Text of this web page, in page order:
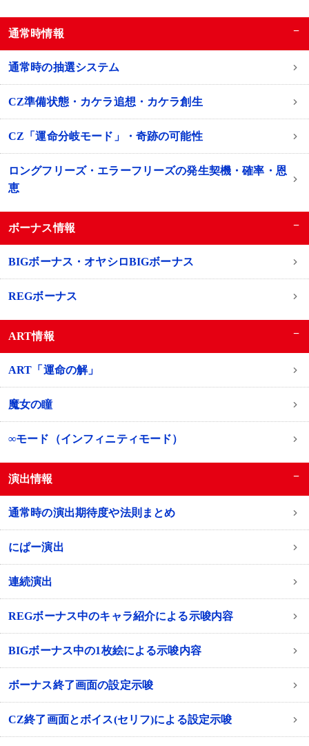
通常時情報 −
通常時の抽選システム
CZ準備状態・カケラ追想・カケラ創生
CZ「運命分岐モード」・奇跡の可能性
ロングフリーズ・エラーフリーズの発生契機・確率・恩
恵
ボーナス情報 −
BIGボーナス・オヤシロBIGボーナス
REGボーナス
ART情報 −
ART「運命の解」
魔女の瞳
∞モード（インフィニティモード）
演出情報 −
通常時の演出期待度や法則まとめ
にぱー演出
連続演出
REGボーナス中のキャラ紹介による示唆内容
BIGボーナス中の1枚絵による示唆内容
ボーナス終了画面の設定示唆
CZ終了画面とボイス(セリフ)による設定示唆